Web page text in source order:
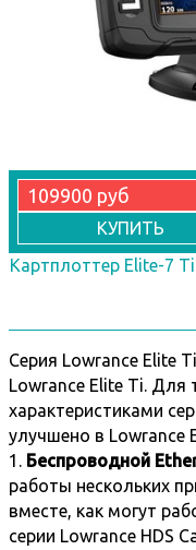
109900 руб
КУПИТЬ
Картплоттер Elite-7
Серия Lowrance Elite
Lowrance Elite Ti. Для
характеристиками
улучшено в Lowrance
1. Беспроводной
работы нескольких
вместе, как могут
серии Lowrance HDS